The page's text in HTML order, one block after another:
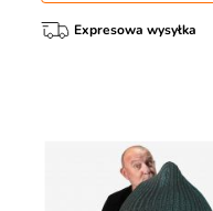
Expresowa wysyłka